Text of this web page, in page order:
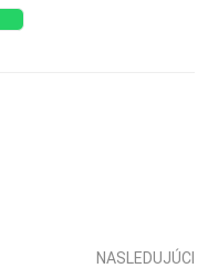
NASLEDUJÚCI